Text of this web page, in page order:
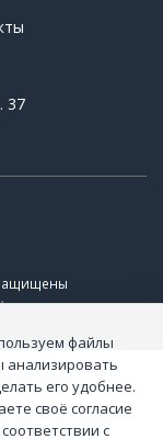
37
файлы
анализировать
его удобнее.
своё согласие
с